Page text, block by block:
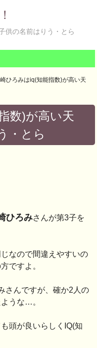
供の名前はりう・とら
ひろみはiq(知能指数)が高い天
数)が高い天
・とら
ひろみさんが第3子を
なので間違えやすいの
ですよ。
さんですが、確か2人の
うな…。
頭が良いらしくIQ(知